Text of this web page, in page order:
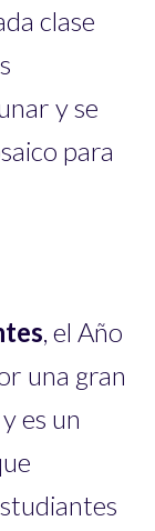
clase
y se
para
, el Año
una gran
es un